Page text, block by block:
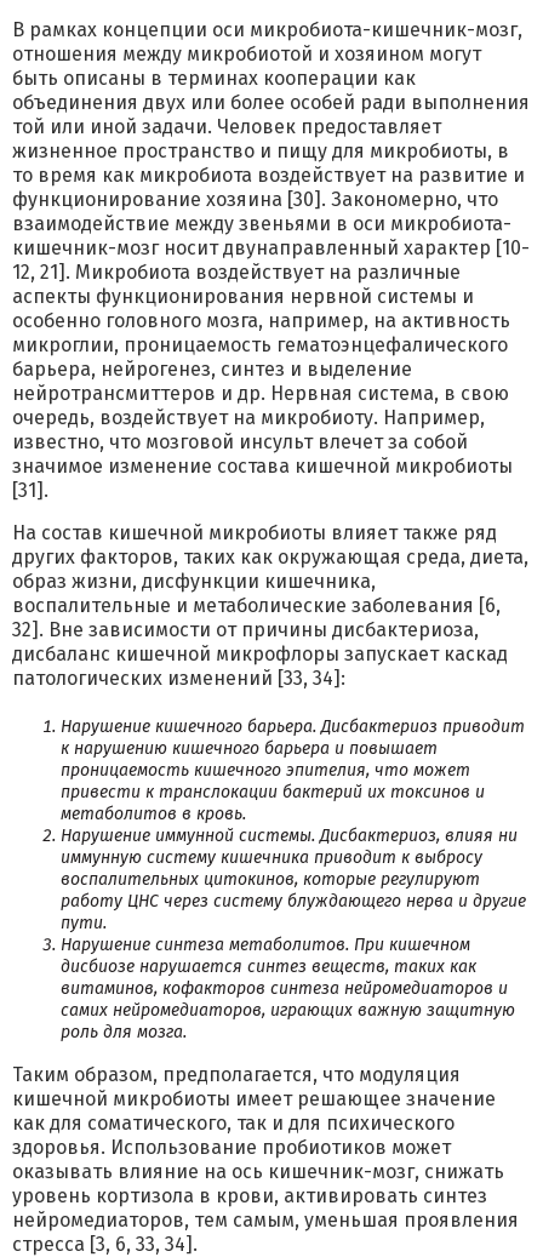
В рамках концепции оси микробиота-кишечник-мозг,
отношения между микробиотой и хозяином могут
быть описаны в терминах кооперации как
объединения двух или более особей ради выполнения
той или иной задачи. Человек предоставляет
жизненное пространство и пищу для микробиоты, в
то время как микробиота воздействует на развитие и
функционирование хозяина [30]. Закономерно, что
взаимодействие между звеньями в оси микробиота-
кишечник-мозг носит двунаправленный характер [10-
12, 21]. Микробиота воздействует на различные
аспекты функционирования нервной системы и
особенно головного мозга, например, на активность
микроглии, проницаемость гематоэнцефалического
барьера, нейрогенез, синтез и выделение
нейротрансмиттеров и др. Нервная система, в свою
очередь, воздействует на микробиоту. Например,
известно, что мозговой инсульт влечет за собой
значимое изменение состава кишечной микробиоты
[31].
На состав кишечной микробиоты влияет также ряд
других факторов, таких как окружающая среда, диета,
образ жизни, дисфункции кишечника,
воспалительные и метаболические заболевания [6,
32]. Вне зависимости от причины дисбактериоза,
дисбаланс кишечной микрофлоры запускает каскад
патологических изменений [33, 34]:
Нарушение кишечного барьера. Дисбактериоз приводит
к нарушению кишечного барьера и повышает
проницаемость кишечного эпителия, что может
привести к транслокации бактерий их токсинов и
метаболитов в кровь.
Нарушение иммунной системы. Дисбактериоз, влияя ни
иммунную систему кишечника приводит к выбросу
воспалительных цитокинов, которые регулируют
работу ЦНС через систему блуждающего нерва и другие
пути.
Нарушение синтеза метаболитов. При кишечном
дисбиозе нарушается синтез веществ, таких как
витаминов, кофакторов синтеза нейромедиаторов и
самих нейромедиаторов, играющих важную защитную
роль для мозга.
Таким образом, предполагается, что модуляция
кишечной микробиоты имеет решающее значение
как для соматического, так и для психического
здоровья. Использование пробиотиков может
оказывать влияние на ось кишечник-мозг, снижать
уровень кортизола в крови, активировать синтез
нейромедиаторов, тем самым, уменьшая проявления
стресса [3, 6, 33, 34].